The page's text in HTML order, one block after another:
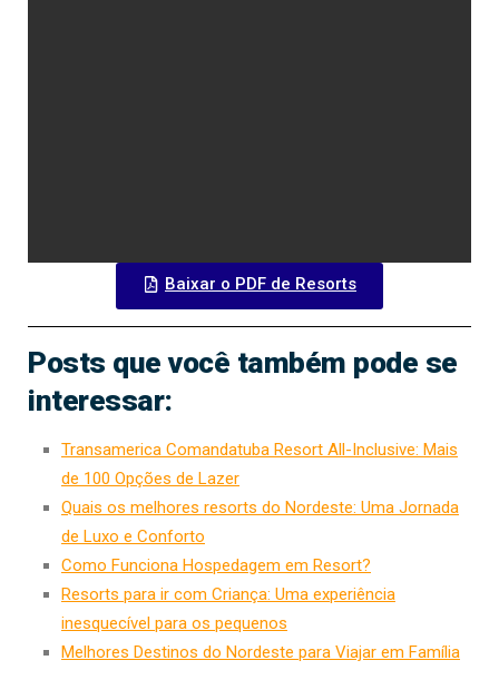
Baixar o PDF de Resorts
Posts que você também pode se
interessar:
Transamerica Comandatuba Resort All-Inclusive: Mais
de 100 Opções de Lazer
Quais os melhores resorts do Nordeste: Uma Jornada
de Luxo e Conforto
Como Funciona Hospedagem em Resort?
Resorts para ir com Criança: Uma experiência
inesquecível para os pequenos
Melhores Destinos do Nordeste para Viajar em Família